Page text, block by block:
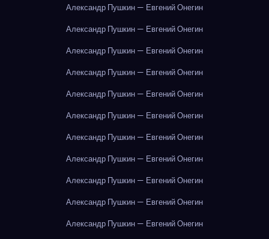
Александр Пушкин — Евгений Онегин
Александр Пушкин — Евгений Онегин
Александр Пушкин — Евгений Онегин
Александр Пушкин — Евгений Онегин
Александр Пушкин — Евгений Онегин
Александр Пушкин — Евгений Онегин
Александр Пушкин — Евгений Онегин
Александр Пушкин — Евгений Онегин
Александр Пушкин — Евгений Онегин
Александр Пушкин — Евгений Онегин
Александр Пушкин — Евгений Онегин